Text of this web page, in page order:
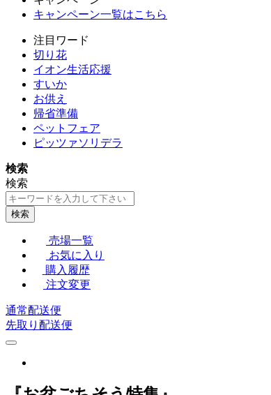
キャンペーン一覧はこちら
注目ワード
切り花
イオン生活応援
すいか
お供え
帰省準備
ペットフェア
ピッツァソリデラ
検索
検索
検索
売場一覧
お気に入り
購入履歴
注文変更
通常配送便
先取り配送便